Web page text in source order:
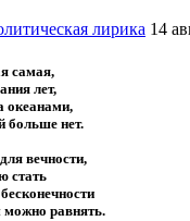
лирика 14
самая,
лет,
океанами,
больше нет.
вечности,
стать
можно равнять.